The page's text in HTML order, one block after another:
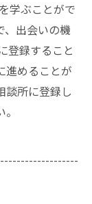
学ぶことがで
、出会いの機
登録すること
進めることが
談所に登録し